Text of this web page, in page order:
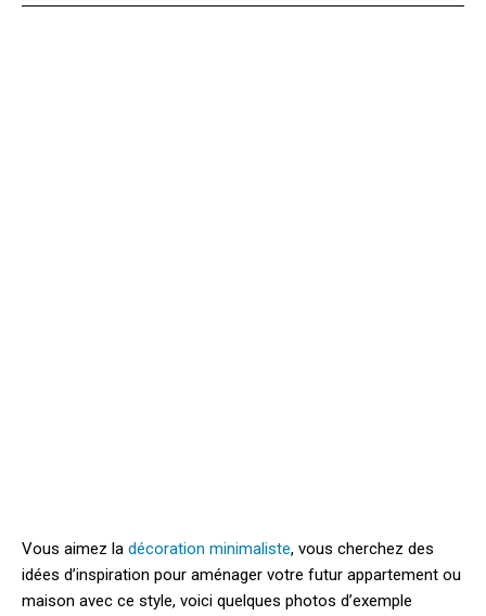
Vous aimez la décoration minimaliste, vous cherchez des
idées d’inspiration pour aménager votre futur appartement ou
maison avec ce style, voici quelques photos d’exemple